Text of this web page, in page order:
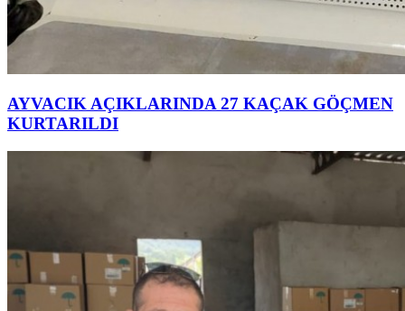
AYVACIK AÇIKLARINDA 27 KAÇAK GÖÇMEN
KURTARILDI